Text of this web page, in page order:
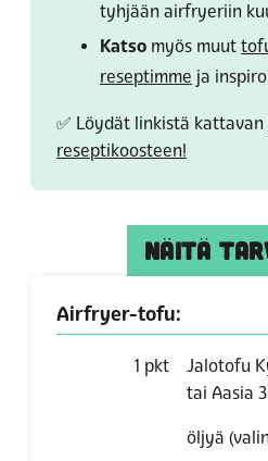
tyhjään airfryeriin
Katso myös muut
reseptimme ja
✅ Löydät linkistä kattavan
reseptikoosteen!
NÄITÄ
Airfryer-tofu:
1 pkt
Jalotofu
tai Aasia
öljyä